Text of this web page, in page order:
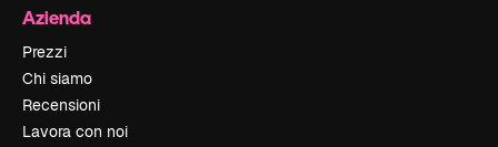
Azienda
Prezzi
Chi siamo
Recensioni
Lavora con noi